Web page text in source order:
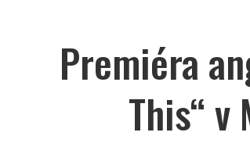
Premiéra
This“